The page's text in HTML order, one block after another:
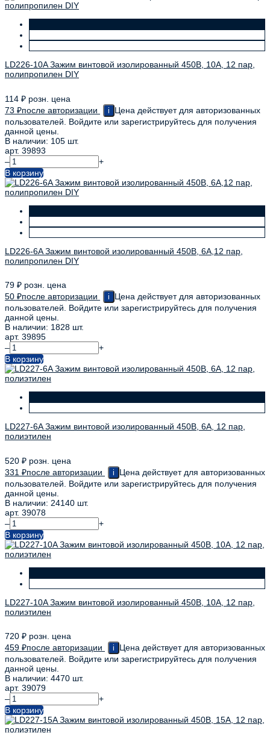
LD226-10A Зажим винтовой изолированный 450В, 10А, 12 пар,
полипропилен DIY
114 ₽ розн. цена
73 ₽после авторизации i
Цена действует для авторизованных
пользователей. Войдите или зарегистрируйтесь для получения
данной цены.
В наличии: 105 шт.
арт. 39893
–
+
В корзину
LD226-6A Зажим винтовой изолированный 450В, 6А,12 пар,
полипропилен DIY
79 ₽ розн. цена
50 ₽после авторизации i
Цена действует для авторизованных
пользователей. Войдите или зарегистрируйтесь для получения
данной цены.
В наличии: 1828 шт.
арт. 39895
–
+
В корзину
LD227-6A Зажим винтовой изолированный 450В, 6А, 12 пар,
полиэтилен
520 ₽ розн. цена
331 ₽после авторизации i
Цена действует для авторизованных
пользователей. Войдите или зарегистрируйтесь для получения
данной цены.
В наличии: 24140 шт.
арт. 39078
–
+
В корзину
LD227-10A Зажим винтовой изолированный 450В, 10А, 12 пар,
полиэтилен
720 ₽ розн. цена
459 ₽после авторизации i
Цена действует для авторизованных
пользователей. Войдите или зарегистрируйтесь для получения
данной цены.
В наличии: 4470 шт.
арт. 39079
–
+
В корзину